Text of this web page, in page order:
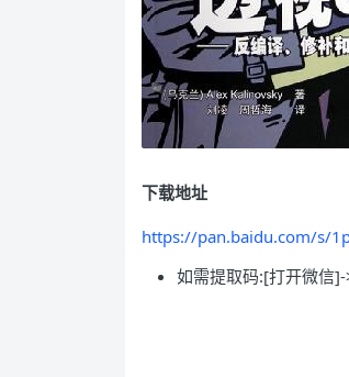
下载地址
https://pan.baidu.com/s/
如需提取码:[打开微信